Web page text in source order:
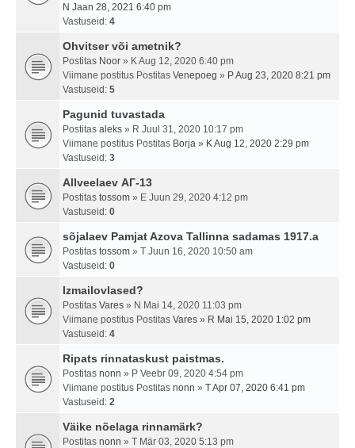
N Jaan 28, 2021 6:40 pm
Vastuseid: 4
Ohvitser või ametnik?
Postitas Noor » K Aug 12, 2020 6:40 pm
Viimane postitus Postitas Venepoeg » P Aug 23, 2020 8:21 pm
Vastuseid: 5
Pagunid tuvastada
Postitas aleks » R Juul 31, 2020 10:17 pm
Viimane postitus Postitas Borja » K Aug 12, 2020 2:29 pm
Vastuseid: 3
Allveelaev АГ-13
Postitas tossom » E Juun 29, 2020 4:12 pm
Vastuseid: 0
sõjalaev Pamjat Azova Tallinna sadamas 1917.a
Postitas tossom » T Juun 16, 2020 10:50 am
Vastuseid: 0
Izmailovlased?
Postitas Vares » N Mai 14, 2020 11:03 pm
Viimane postitus Postitas Vares » R Mai 15, 2020 1:02 pm
Vastuseid: 4
Ripats rinnataskust paistmas.
Postitas nonn » P Veebr 09, 2020 4:54 pm
Viimane postitus Postitas nonn » T Apr 07, 2020 6:41 pm
Vastuseid: 2
Väike nõelaga rinnamärk?
Postitas nonn » T Mär 03, 2020 5:13 pm